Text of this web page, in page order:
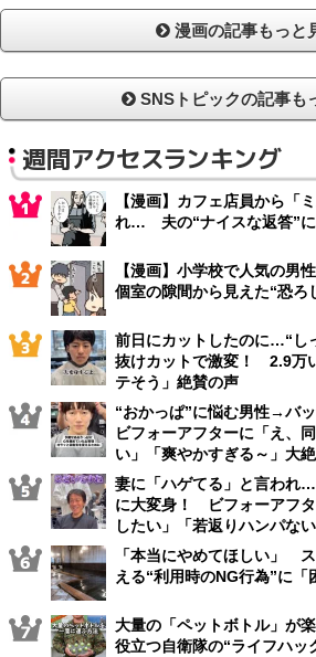
漫画の記事もっと
SNSトピックの記事も
週間アクセスランキング
【漫画】カフェ店員から「
れ… 夫の“ナイスな返答”に
【漫画】小学校で人気の
個室の隙間から見えた“恐ろ
前日にカットしたのに…“し
抜けカットで激変！ 2.9万
テそう」絶賛の声
“おかっぱ”に悩む男性→バ
ビフォーアフターに「え、
い」「爽やかすぎる～」大
妻に「ハゲてる」と言われ
に大変身！ ビフォーアフ
したい」「若返りハンパない
「本当にやめてほしい」
える“利用時のNG行為”に「
大量の「ペットボトル」が
役立つ自衛隊の“ライフハッ